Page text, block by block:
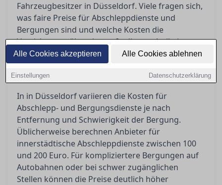
Alle Cookies akzeptieren Alle Cookies ablehnen
Einstellungen Datenschutzerklärung
Fahrzeugbesitzer in Düsseldorf. Viele fragen sich,
was faire Preise für Abschleppdienste und
Bergungen sind und welche Kosten die
Versicherung übernimmt. In diesem Artikel
erfahren Sie, wie Sie überhöhte Rechnungen
erkennen und welche Schritte Sie unternehmen
können, um sich dagegen zu wehren.
In in Düsseldorf variieren die Kosten für
Abschlepp- und Bergungsdienste je nach
Entfernung und Schwierigkeit der Bergung.
Üblicherweise berechnen Anbieter für
innerstädtische Abschleppdienste zwischen 100
und 200 Euro. Für kompliziertere Bergungen auf
Autobahnen oder bei schwer zugänglichen
Stellen können die Preise deutlich höher